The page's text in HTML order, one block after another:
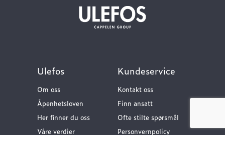
Ulefos
Om oss
Åpenhetsloven
Her finner du oss
Våre verdier
Kundeservice
Kontakt oss
Finn ansatt
Ofte stilte spørsmål
Personvernpolicy